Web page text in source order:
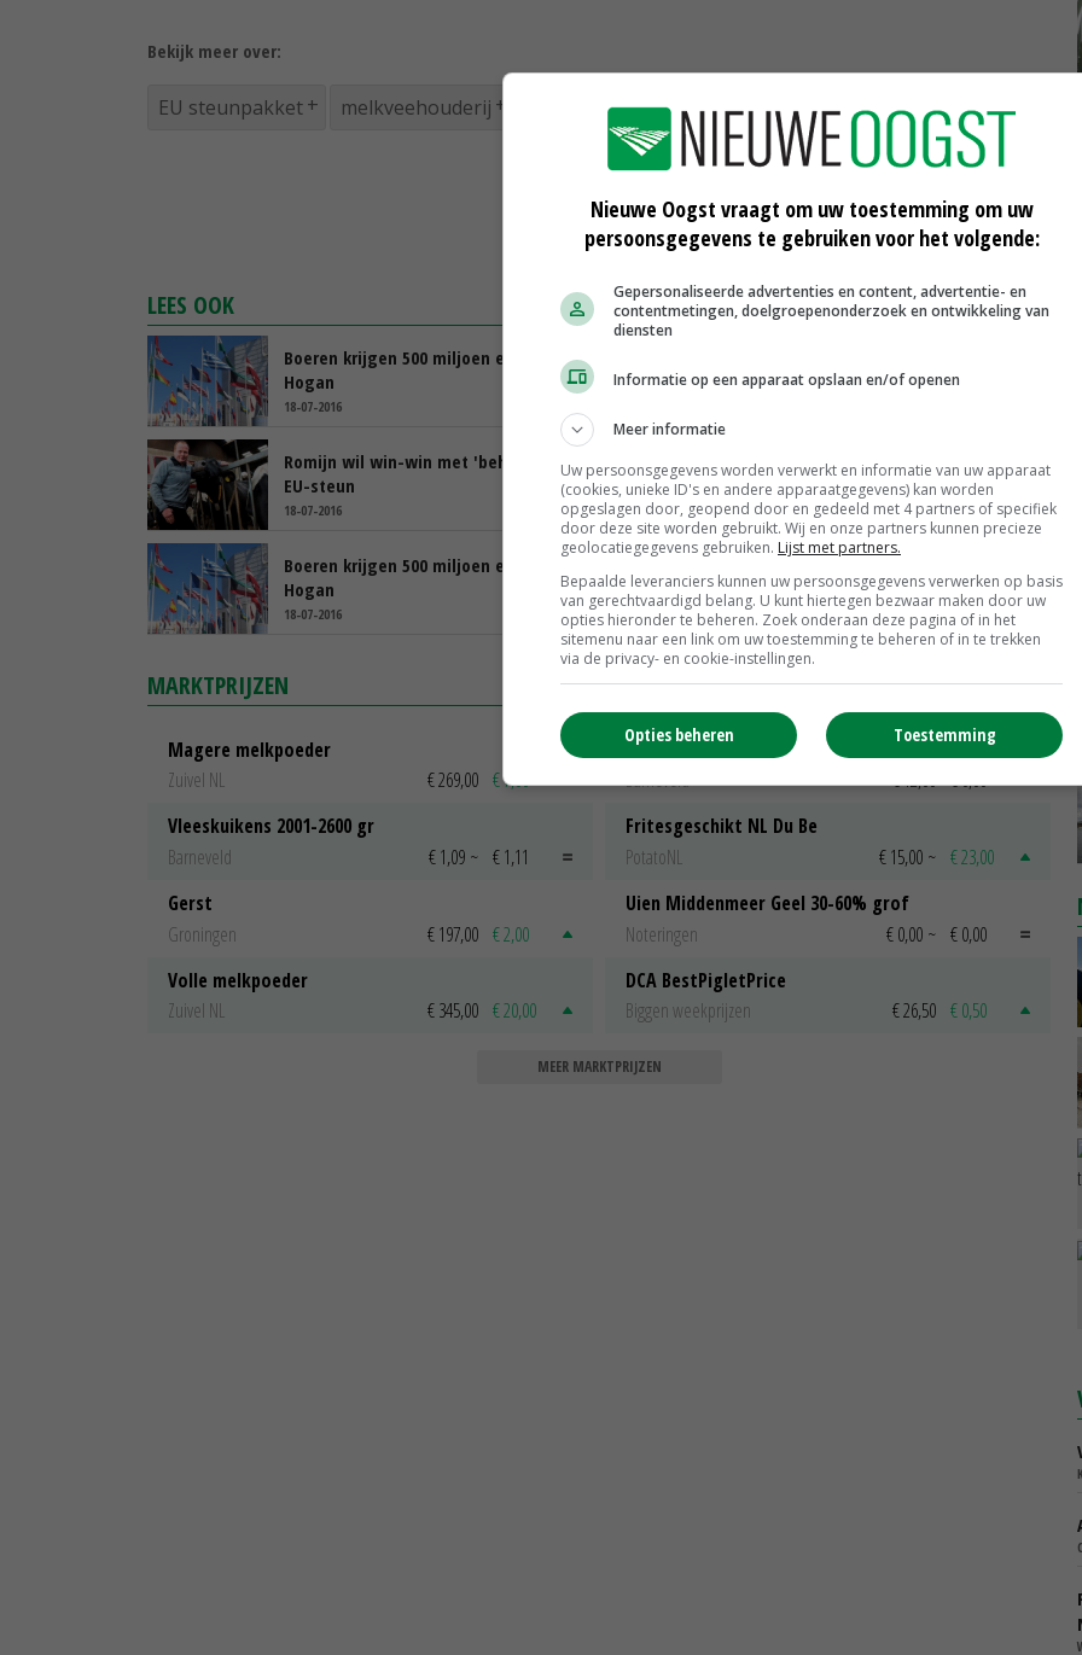
Bekijk meer over:
EU steunpakket melkveehouderij
LEES OOK
Boeren krijgen 500 miljoen euro van
Hogan
18-07-2016
EU-steun
Romijn wil win-win met 'behoorlijke'
EU-steun
18-07-2016
Boeren krijgen 500 miljoen euro van
Hogan
18-07-2016
Boeren krijgen 500 miljoen euro van
Hogan
18-07-2016
MARKTPRIJZEN
Magere melkpoeder
Zuivel NL
€ 269,00 € 7,00
Vleeskuikens 2001-2600 gr
Barneveld
€ 1,09 ~ € 1,11
Gerst
Groningen
€ 197,00 € 2,00
Volle melkpoeder
Zuivel NL
€ 345,00 € 20,00
Scharreleieren maat 59
Barneveld
€ 12,00 € 0,00
Fritesgeschikt NL Du Be
PotatoNL
€ 15,00 ~ € 23,00
Uien Middenmeer Geel 30-60% grof
Noteringen
€ 0,00 ~ € 0,00
DCA BestPigletPrice
Biggen weekprijzen
€ 26,50 € 0,50
MEER MARKTPRIJZEN
Nieuwe Oogst vraagt om uw toestemming om uw
persoonsgegevens te gebruiken voor het volgende:
Gepersonaliseerde advertenties en content, advertentie- en
contentmetingen, doelgroepenonderzoek en ontwikkeling van
diensten
Informatie op een apparaat opslaan en/of openen
Meer informatie
Uw persoonsgegevens worden verwerkt en informatie van uw apparaat
(cookies, unieke ID's en andere apparaatgegevens) kan worden
opgeslagen door, geopend door en gedeeld met 4 partners of specifiek
door deze site worden gebruikt. Wij en onze partners kunnen precieze
geolocatiegegevens gebruiken. Lijst met partners.
Bepaalde leveranciers kunnen uw persoonsgegevens verwerken op basis
van gerechtvaardigd belang. U kunt hiertegen bezwaar maken door uw
opties hieronder te beheren. Zoek onderaan deze pagina of in het
sitemenu naar een link om uw toestemming te beheren of in te trekken
via de privacy- en cookie-instellingen.
Toestemming
Opties beheren